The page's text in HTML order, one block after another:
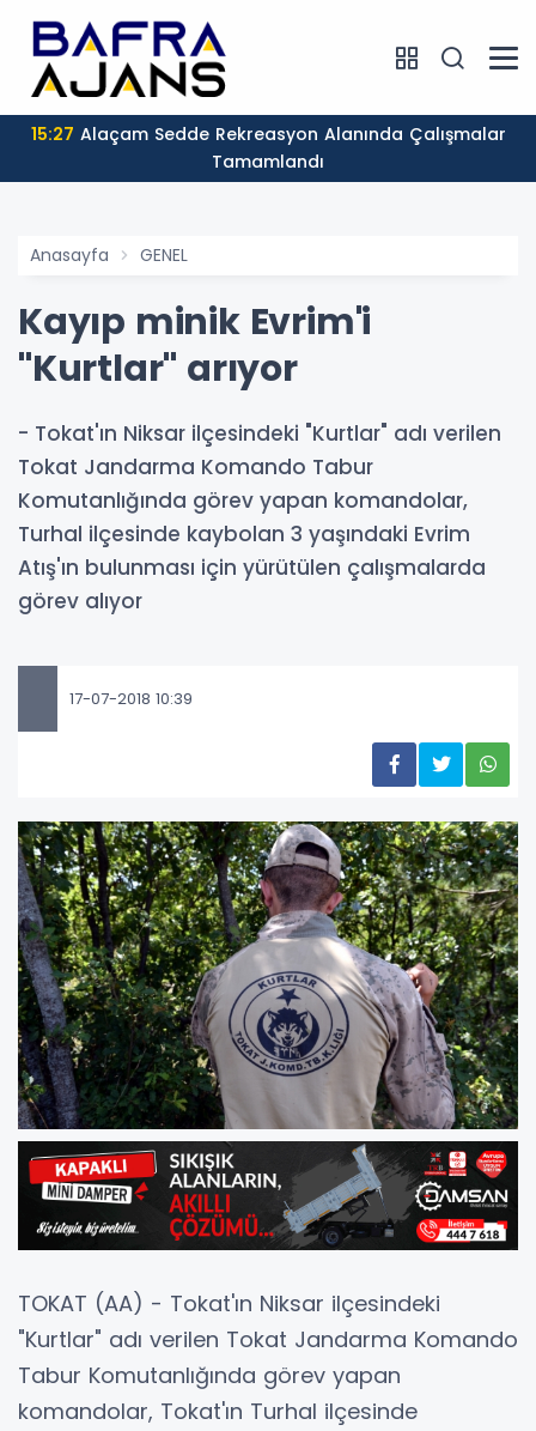
15:27
Tamamlandı
Anasayfa GENEL
Kayıp minik Evrim'i
"Kurtlar" arıyor
- Tokat'ın Niksar ilçesindeki "Kurtlar" adı verilen
Tokat Jandarma Komando Tabur
Komutanlığında görev yapan komandolar,
Turhal ilçesinde kaybolan 3 yaşındaki Evrim
Atış'ın bulunması için yürütülen çalışmalarda
görev alıyor
17-07-2018 10:39
TOKAT (AA) - Tokat'ın Niksar ilçesindeki
"Kurtlar" adı verilen Tokat Jandarma Komando
Tabur Komutanlığında görev yapan
komandolar, Tokat'ın Turhal ilçesinde